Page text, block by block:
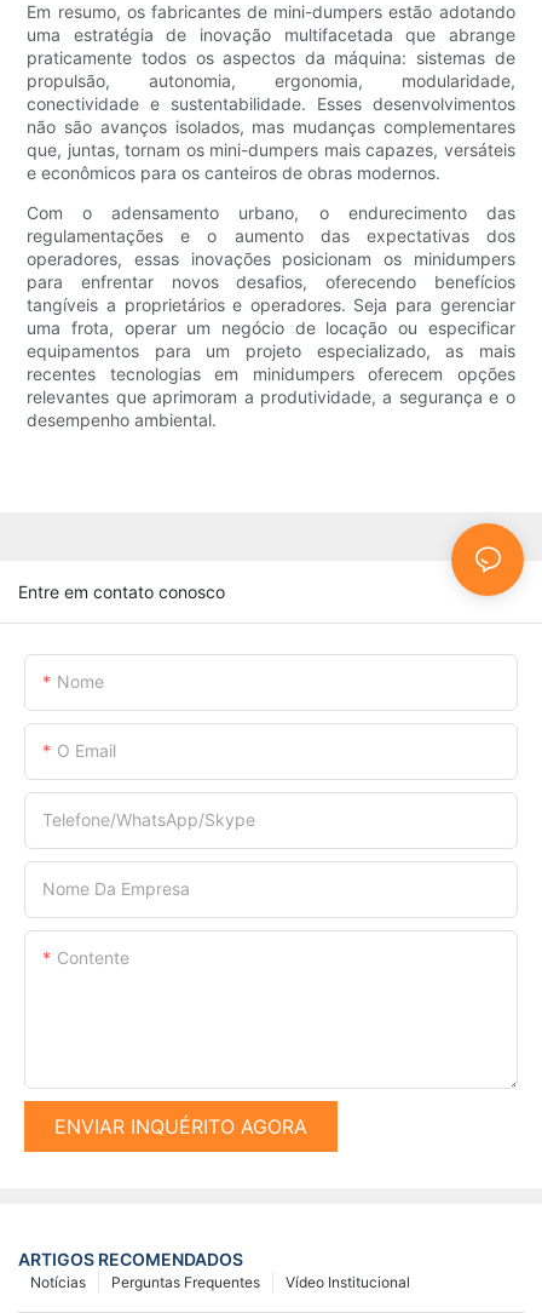
Em resumo, os fabricantes de mini-dumpers estão adotando
uma estratégia de inovação multifacetada que abrange
praticamente todos os aspectos da máquina: sistemas de
propulsão, autonomia, ergonomia, modularidade,
conectividade e sustentabilidade. Esses desenvolvimentos
não são avanços isolados, mas mudanças complementares
que, juntas, tornam os mini-dumpers mais capazes, versáteis
e econômicos para os canteiros de obras modernos.
Com o adensamento urbano, o endurecimento das
regulamentações e o aumento das expectativas dos
operadores, essas inovações posicionam os minidumpers
para enfrentar novos desafios, oferecendo benefícios
tangíveis a proprietários e operadores. Seja para gerenciar
uma frota, operar um negócio de locação ou especificar
equipamentos para um projeto especializado, as mais
recentes tecnologias em minidumpers oferecem opções
relevantes que aprimoram a produtividade, a segurança e o
desempenho ambiental.
Entre em contato conosco
Nome
O Email
Telefone/WhatsApp/Skype
Nome Da Empresa
Contente
ENVIAR INQUÉRITO AGORA
ARTIGOS RECOMENDADOS
Vídeo Institucional
Perguntas Frequentes
Notícias